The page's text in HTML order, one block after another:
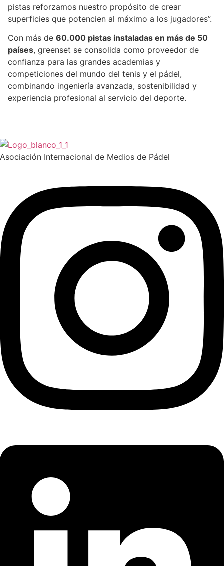
pistas reforzamos nuestro propósito de crear
superficies que potencien al máximo a los jugadores”.
Con más de 60.000 pistas instaladas en más de 50
países, greenset se consolida como proveedor de
confianza para las grandes academias y
competiciones del mundo del tenis y el pádel,
combinando ingeniería avanzada, sostenibilidad y
experiencia profesional al servicio del deporte.
Asociación Internacional de Medios de Pádel